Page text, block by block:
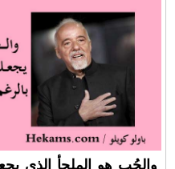
والحُب هو الملجأ الذي